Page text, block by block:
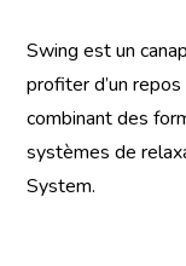
Swing est un
profiter d’un
combinant des
systèmes de
System.